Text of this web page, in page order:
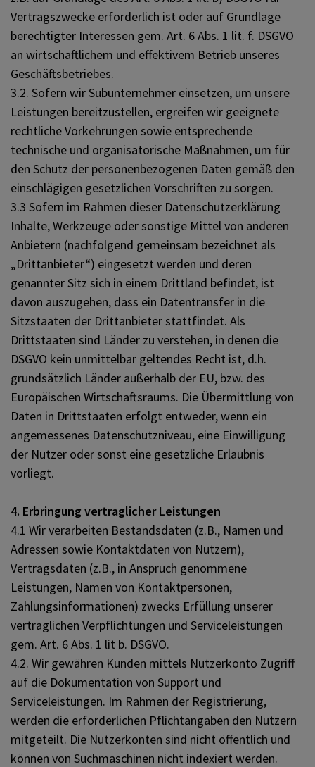
Vertragszwecke erforderlich ist oder auf Grundlage
berechtigter Interessen gem. Art. 6 Abs. 1 lit. f. DSGVO
an wirtschaftlichem und effektivem Betrieb unseres
Geschäftsbetriebes.
3.2. Sofern wir Subunternehmer einsetzen, um unsere
Leistungen bereitzustellen, ergreifen wir geeignete
rechtliche Vorkehrungen sowie entsprechende
technische und organisatorische Maßnahmen, um für
den Schutz der personenbezogenen Daten gemäß den
einschlägigen gesetzlichen Vorschriften zu sorgen.
3.3 Sofern im Rahmen dieser Datenschutzerklärung
Inhalte, Werkzeuge oder sonstige Mittel von anderen
Anbietern (nachfolgend gemeinsam bezeichnet als
„Drittanbieter“) eingesetzt werden und deren
genannter Sitz sich in einem Drittland befindet, ist
davon auszugehen, dass ein Datentransfer in die
Sitzstaaten der Drittanbieter stattfindet. Als
Drittstaaten sind Länder zu verstehen, in denen die
DSGVO kein unmittelbar geltendes Recht ist, d.h.
grundsätzlich Länder außerhalb der EU, bzw. des
Europäischen Wirtschaftsraums. Die Übermittlung von
Daten in Drittstaaten erfolgt entweder, wenn ein
angemessenes Datenschutzniveau, eine Einwilligung
der Nutzer oder sonst eine gesetzliche Erlaubnis
vorliegt.
4. Erbringung vertraglicher Leistungen
4.1 Wir verarbeiten Bestandsdaten (z.B., Namen und
Adressen sowie Kontaktdaten von Nutzern),
Vertragsdaten (z.B., in Anspruch genommene
Leistungen, Namen von Kontaktpersonen,
Zahlungsinformationen) zwecks Erfüllung unserer
vertraglichen Verpflichtungen und Serviceleistungen
gem. Art. 6 Abs. 1 lit b. DSGVO.
4.2. Wir gewähren Kunden mittels Nutzerkonto Zugriff
auf die Dokumentation von Support und
Serviceleistungen. Im Rahmen der Registrierung,
werden die erforderlichen Pflichtangaben den Nutzern
mitgeteilt. Die Nutzerkonten sind nicht öffentlich und
können von Suchmaschinen nicht indexiert werden.